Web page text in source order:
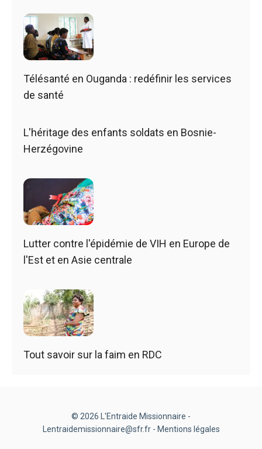
Télésanté en Ouganda : redéfinir les services
de santé
L'héritage des enfants soldats en Bosnie-
Herzégovine
Lutter contre l'épidémie de VIH en Europe de
l'Est et en Asie centrale
Tout savoir sur la faim en RDC
© 2026 L'Entraide Missionnaire -
Lentraidemissionnaire@sfr.fr - Mentions légales